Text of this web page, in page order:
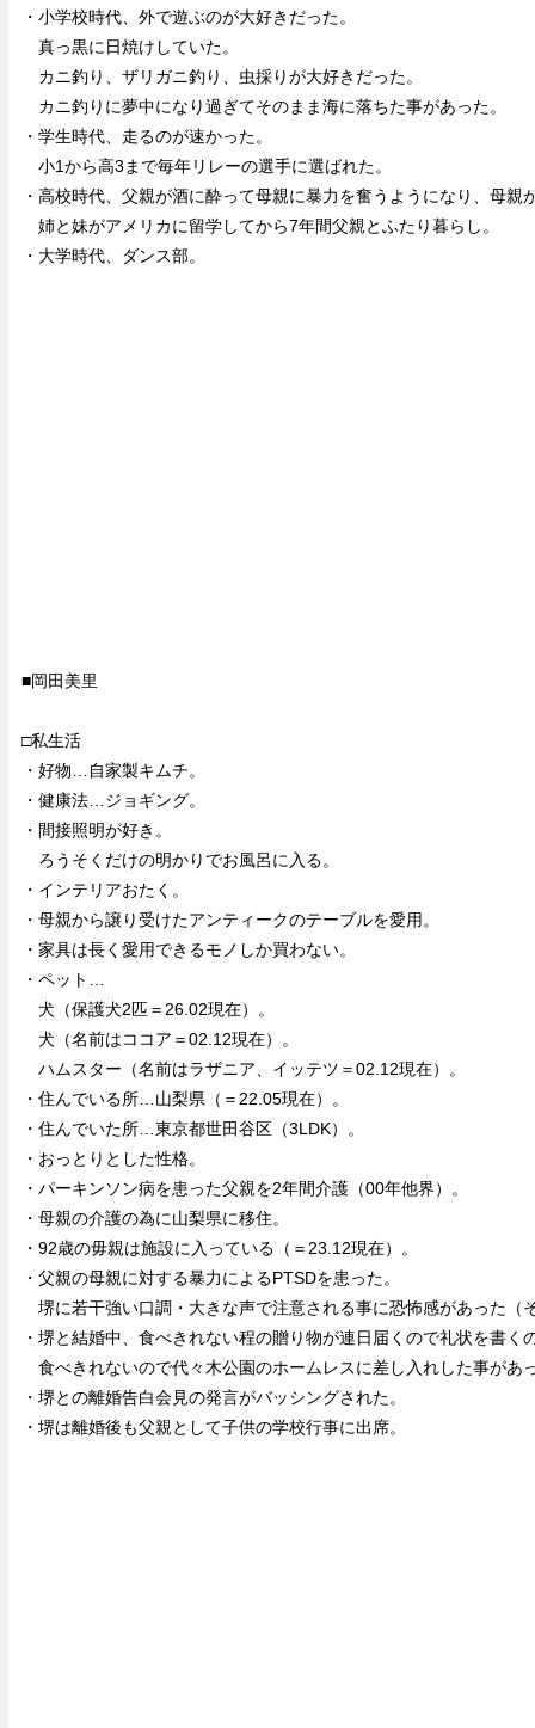
・小学校時代、外で遊ぶのが大好きだった。
真っ黒に日焼けしていた。
カニ釣り、ザリガニ釣り、虫採りが大好きだった。
カニ釣りに夢中になり過ぎてそのまま海に落ちた事があった。
・学生時代、走るのが速かった。
小1から高3まで毎年リレーの選手に選ばれた。
・高校時代、父親が酒に酔って母親に暴力を奮うようになり、母親
姉と妹がアメリカに留学してから7年間父親とふたり暮らし。
・大学時代、ダンス部。
■岡田美里
□私生活
・好物…自家製キムチ。
・健康法…ジョギング。
・間接照明が好き。
ろうそくだけの明かりでお風呂に入る。
・インテリアおたく。
・母親から譲り受けたアンティークのテーブルを愛用。
・家具は長く愛用できるモノしか買わない。
・ペット…
犬（保護犬2匹＝26.02現在）。
犬（名前はココア＝02.12現在）。
ハムスター（名前はラザニア、イッテツ＝02.12現在）。
・住んでいる所…山梨県（＝22.05現在）。
・住んでいた所…東京都世田谷区（3LDK）。
・おっとりとした性格。
・パーキンソン病を患った父親を2年間介護（00年他界）。
・母親の介護の為に山梨県に移住。
・92歳の毋親は施設に入っている（＝23.12現在）。
・父親の母親に対する暴力によるPTSDを患った。
堺に若干強い口調・大きな声で注意される事に恐怖感があった（
・堺と結婚中、食べきれない程の贈り物が連日届くので礼状を書く
食べきれないので代々木公園のホームレスに差し入れした事があっ
・堺との離婚告白会見の発言がバッシングされた。
・堺は離婚後も父親として子供の学校行事に出席。